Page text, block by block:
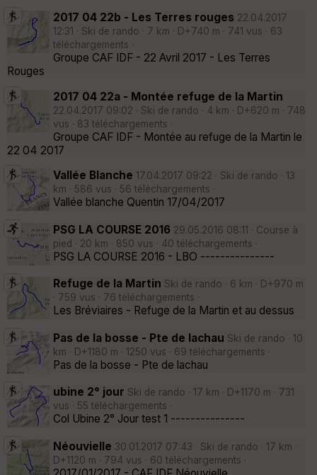
2017 04 22b - Les Terres rouges 22.04.2017
12:31 · Ski de rando · 7 km · D+740 m · 741 vus · 63
téléchargements ·
Groupe CAF IDF - 22 Avril 2017 - Les Terres
Rouges
2017 04 22a - Montée refuge de la Martin
22.04.2017 09:02 · Ski de rando · 4 km · D+620 m · 748
vus · 83 téléchargements ·
Groupe CAF IDF - Montée au refuge de la Martin le
22 04 2017
Vallée Blanche 17.04.2017 09:22 · Ski de rando · 13
km · 586 vus · 56 téléchargements ·
Vallée blanche Quentin 17/04/2017
PSG LA COURSE 2016 29.05.2016 08:11 · Course à
pied · 20 km · 850 vus · 40 téléchargements ·
PSG LA COURSE 2016 - LBO ---------------
Refuge de la Martin Ski de rando · 6 km · D+970 m
· 759 vus · 76 téléchargements ·
Les Bréviaires - Refuge de la Martin et au dessus
Pas de la bosse - Pte de lachau Ski de rando · 10
km · D+1180 m · 1250 vus · 69 téléchargements ·
Pas de la bosse - Pte de lachau
ubine 2° jour Ski de rando · 17 km · D+1170 m · 731
vus · 55 téléchargements ·
Col Ubine 2° Jour test 1 ---------------
Néouvielle 30.01.2017 07:43 · Ski de rando · 17 km ·
D+1120 m · 794 vus · 60 téléchargements ·